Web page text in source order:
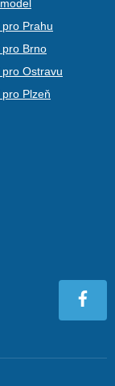
Prahu
Brno
Ostravu
Plzeň